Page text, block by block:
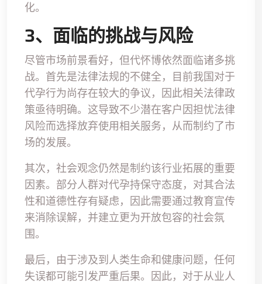
化。
3、面临的挑战与风险
尽管市场前景看好，但代怀博依然面临诸多挑
战。首先是法律法规的不健全，目前我国对于
代孕行为尚存在较大的争议，因此相关法律政
策亟待明确。这导致不少潜在客户因担忧法律
风险而选择放弃使用相关服务，从而制约了市
场的发展。
其次，社会观念仍然是制约该行业拓展的重要
因素。部分人群对代孕持保守态度，对其合法
性和道德性存有疑虑，因此需要通过教育宣传
来消除误解，并建立更为开放包容的社会氛
围。
最后，由于涉及到人类生命和健康问题，任何
失误都可能引发严重后果。因此，对于从业人